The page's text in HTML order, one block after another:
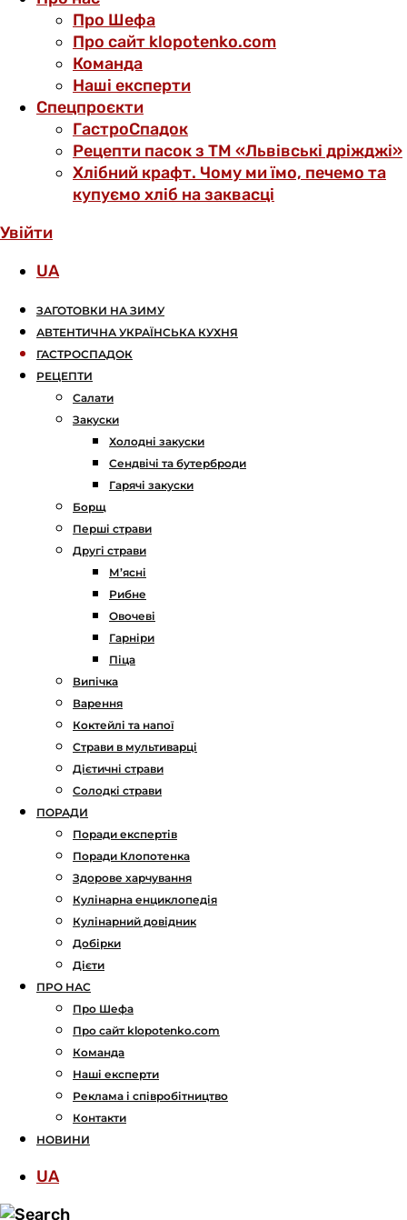
Про Шефа
Про сайт klopotenko.com
Команда
Наші експерти
Спецпроєкти
ГастроСпадок
Рецепти пасок з ТМ «Львівські дріжджі»
Хлібний крафт. Чому ми їмо, печемо та
купуємо хліб на заквасці
Увійти
UA
ЗАГОТОВКИ НА ЗИМУ
АВТЕНТИЧНА УКРАЇНСЬКА КУХНЯ
ГАСТРОСПАДОК
РЕЦЕПТИ
Салати
Закуски
Холодні закуски
Сендвічі та бутерброди
Гарячі закуски
Борщ
Перші страви
Другі страви
М’ясні
Рибне
Овочеві
Гарніри
Піца
Випічка
Варення
Коктейлі та напої
Страви в мультиварці
Дієтичні страви
Солодкі страви
ПОРАДИ
Поради експертів
Поради Клопотенка
Здорове харчування
Кулінарна енциклопедія
Кулінарний довідник
Добірки
Дієти
ПРО НАС
Про Шефа
Про сайт klopotenko.com
Команда
Наші експерти
Реклама і співробітництво
Контакти
НОВИНИ
UA